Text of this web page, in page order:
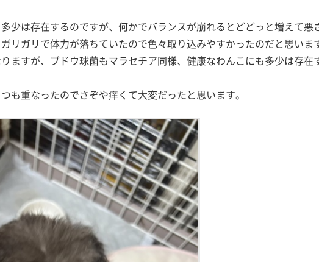
少は存在するのですが、何かでバランスが崩れるとどどっと増えて悪
リガリで体力が落ちていたので色々取り込みやすかったのだと思いま
ますが、ブドウ球菌もマラセチア同様、健康なわんこにも多少は存在
も重なったのでさぞや痒くて大変だったと思います。